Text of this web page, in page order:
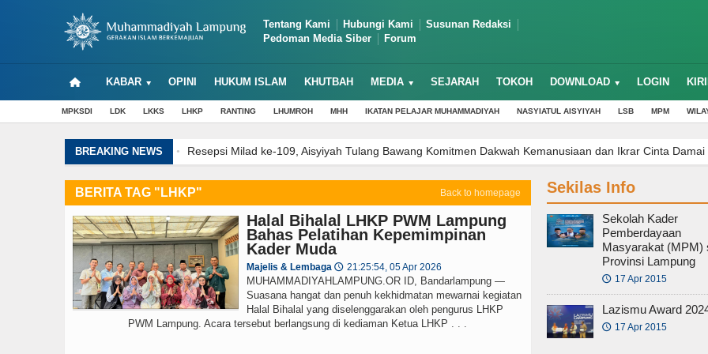
Tentang Kami Hubungi Kami
Susunan Redaksi
Pedoman Media Siber
Forum
KABAR OPINI HUKUM ISLAM KHUTBAH MEDIA SEJARAH TOKOH DOWNLOAD LOGIN
MPKSDI LDK LKKS LHKP RANTING LHUMROH MHH IKATAN PELAJAR MUHAMMADIYAH NASYIATUL AISYIYAH LSB MPM
BREAKING NEWS Resepsi Milad ke-109, Aisyiyah Tulang Bawang Komitmen Dakwah Kemanusiaan dan Ikrar Cinta Damai
Rakernas ALPTK PTMA di Mahan Agung, Gubernur Lampung: Investasi Masa Depan Adalah Pendidikan
Dikdasmen PNF Gelar Rakorwil, Bahas Turunan Kebijakan Nasional
Muhammadiyah Lampung
Dawah Sinergy Summit 2026, Sudarman: Pentingnya Menyatukan Potensi Dakwah di Lampung
Muhammadiyah Kota Bandar Lampung Audiensi dengan BPN ATR, Bahas Sertifikat Wakaf
Refleksi 1448 Hijriah: Menemukan Makna Hijrah di Tengah Arus Modernitas
Dawah Sinergy Summit
Back to homepage
BERITA TAG "LHKP"
Halal Bihalal LHKP PWM Lampung
Bahas Pelatihan Kepemimpinan
Kader Muda
Majelis & Lembaga 🕔 21:25:54, 05 Apr 2026
MUHAMMADIYAHLAMPUNG.OR ID, Bandarlampung —
Suasana hangat dan penuh kekhidmatan mewarnai kegiatan
Halal Bihalal yang diselenggarakan oleh pengurus LHKP
PWM Lampung. Acara tersebut berlangsung di kediaman Ketua LHKP . . .
Sekilas Info
Sekolah Kader
Pemberdayaan
Masyarakat (MPM)
Provinsi Lampung
🕔 17 Apr 2015
Lazismu Award
🕔 17 Apr 2015